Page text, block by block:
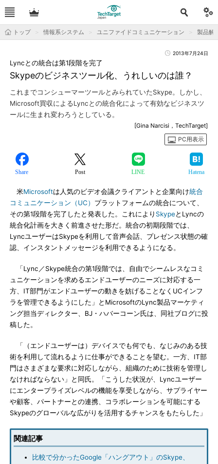
トップ 情報系システム ユニファイドコミュニケーション 製品解
2013年7月24日
Skypeのビジネスツール化、うれしいのは誰？
Lyncとの統合は第1段階を完了
これまでコンシューマーツールとみられていたSkype。しかし、
Microsoft買収によるLyncとの統合化によって有効なビジネスツ
ールに生まれ変わろうとしている。
[Gina Narcisi，TechTarget]
PC用表示
Share Post LINE Hatena
米Microsoftは人気のビデオ会議クライアントと企業向け統合
コミュニケーション（UC） プラットフォームの統合について、
その第1段階を完了したと発表した。これにより SkypeとLyncの
統合化計画を大きく前進させた形だ。統合の初期段階では、
LyncユーザーはSkypeを利用して音声会話、プレゼンス状態の確
認、インスタントメッセージを利用できるようになる。
「Lync／Skype統合の第1段階では、自由でシームレスなコミ
ュニケーションを求めるエンドユーザーのニーズに対応する一
方、IT部門がエンドユーザーの動きを妨げることなくUCインフ
ラを管理できるようにした」とMicrosoftのLync製品マーケティ
ング担当ディレクター、BJ・ハバーコーン氏は、同社ブログに投
稿した。
「（エンドユーザーは）デバイスでも何でも、なじみのある技
術を利用して流れるように仕事ができることを望む。一方、IT部
門はさまざまな要求に対応しながら、組織のために技術を管理し
なければならない」と同氏。「こうした状況が、Lyncユーザー
にエンタープライズレベルの機能を享受しながら、サプライヤー
や顧客、パートナーとの連携、コラボレーションを可能にする
Skypeのグローバルな広がりを活用するチャンスをもたらした」
関連記事
比較で分かったGoogle「ハングアウト」のSkype、